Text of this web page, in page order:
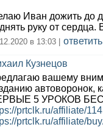
Иван дожить до
руку от
в 13:03 | ответить
Кузнецов
вашему
автоворонок,
5 УРОКОВ
prtclk.ru/affiliate/
prtclk.ru/affiliate/